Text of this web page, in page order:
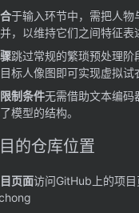
于输入环节中，需把人物
，以维持它们之间特征表
跳过常规的繁琐预处理阶
标人像图即可实现虚拟试
制条件无需借助文本编码
模型的结构。
的仓库位置
页面访问GitHub上的项